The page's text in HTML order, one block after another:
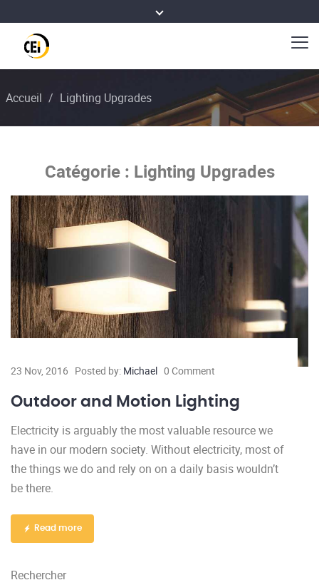
Accueil / Lighting Upgrades
Catégorie : Lighting Upgrades
23 Nov, 2016 Posted by: Michael 0 Comment
Outdoor and Motion Lighting
Electricity is arguably the most valuable resource we
have in our modern society. Without electricity, most of
the things we do and rely on on a daily basis wouldn’t
be there.
Read more
Rechercher